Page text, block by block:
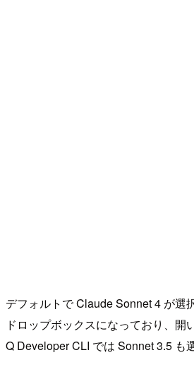
デフォルトで Claude Sonnet 4 が選
ドロップボックスになっており、開
Q Developer CLI では Sonnet 3.5 も